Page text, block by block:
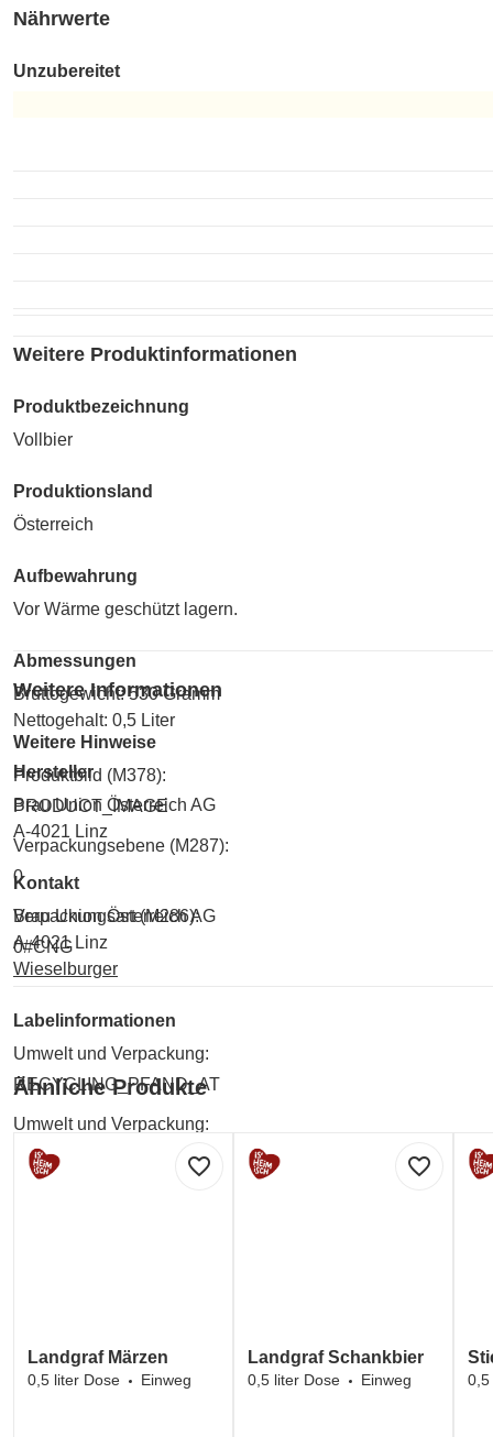
Nährwerte
Unzubereitet
Weitere Produktinformationen
Produktbezeichnung
Vollbier
Produktionsland
Österreich
Aufbewahrung
Vor Wärme geschützt lagern.
Abmessungen
Bruttogewicht: 530 Gramm
Nettogehalt: 0,5 Liter
Hersteller
Brau Union Österreich AG
A-4021 Linz
Kontakt
Brau Union Österreich AG
A-4021 Linz
Wieselburger
Labelinformationen
Umwelt und Verpackung:
RECYCLING_PFAND_AT
Umwelt und Verpackung:
ZWANGERSCHAPSLOGO
Weitere Informationen
Weitere Hinweise
Produktbild (M378):
PRODUCT_IMAGE
Verpackungsebene (M287):
0
Verpackungsart (M286):
0#CNG
Ähnliche Produkte
favorite_border
Landgraf Märzen
0,5 liter Dose Einweg
favorite_border
Landgraf Schankbier
0,5 liter Dose Einweg 0,5